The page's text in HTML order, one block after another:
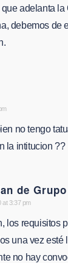
adelanta
debemos de
no tengo
la intitucion ??
de
at 3:37 pm
los requisitos
una vez esté
no hay